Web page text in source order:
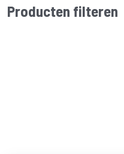
Producten filteren